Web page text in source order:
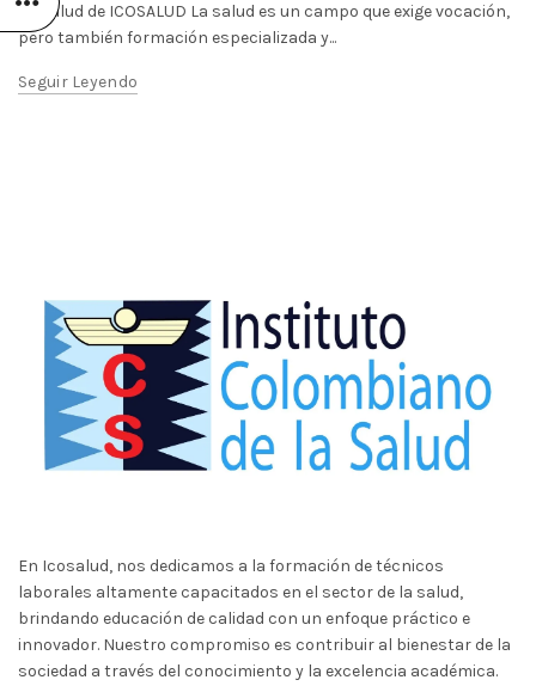
en Salud de ICOSALUD La salud es un campo que exige vocación,
pero también formación especializada y...
Seguir Leyendo
En Icosalud, nos dedicamos a la formación de técnicos
laborales altamente capacitados en el sector de la salud,
brindando educación de calidad con un enfoque práctico e
innovador. Nuestro compromiso es contribuir al bienestar de la
sociedad a través del conocimiento y la excelencia académica.